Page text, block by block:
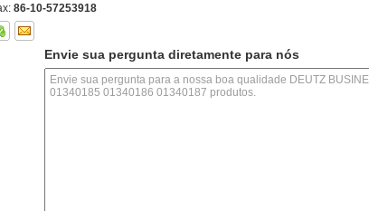
86-10-57253918
Envie sua pergunta diretamente para nós